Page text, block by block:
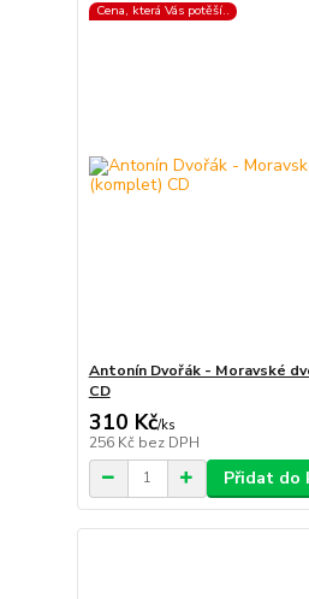
Cena, která Vás potěší..
Antonín Dvořák - Moravské
CD
310 Kč/ks
256 Kč bez DPH
Přidat do